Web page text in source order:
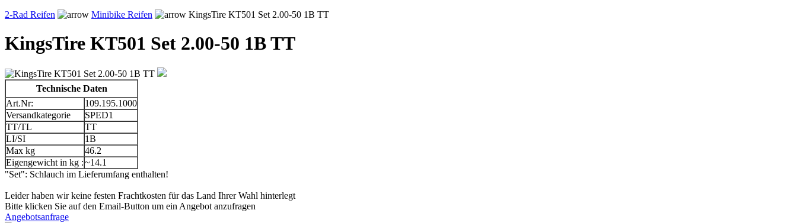
2-Rad Reifen
Minibike Reifen KingsTire KT501 Set 2.00-50 1B TT
KingsTire KT501 Set 2.00-50 1B TT
Technische Daten
Art.Nr:
109.195.1000
Versandkategorie
SPED1
TT/TL
TT
LI/SI
1B
Max kg
46.2
Eigengewicht in kg :~14.1
"Set": Schlauch im Lieferumfang enthalten!
Leider haben wir keine festen Frachtkosten für das Land Ihrer Wahl hinterlegt
Bitte klicken Sie auf den Email-Button um ein Angebot anzufragen
Angebotsanfrage